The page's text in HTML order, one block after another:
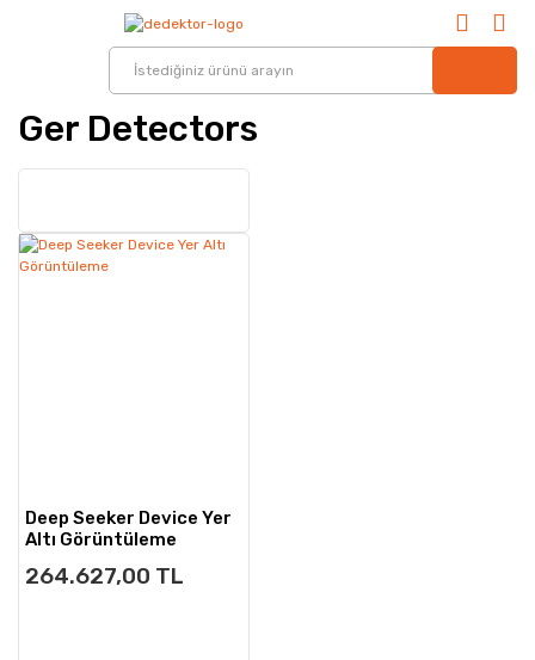
Ger Detectors
Deep Seeker Device Yer
Altı Görüntüleme
264.627,00 TL